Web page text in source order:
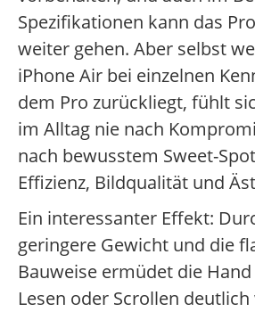
Spezifikationen kann das
weiter gehen. Aber selbst
iPhone Air bei einzelnen
dem Pro zurückliegt, fühlt
im Alltag nie nach
nach bewusstem Sweet-
Effizienz, Bildqualität und
Ein interessanter Effekt:
geringere Gewicht und die
Bauweise ermüdet die
Lesen oder Scrollen